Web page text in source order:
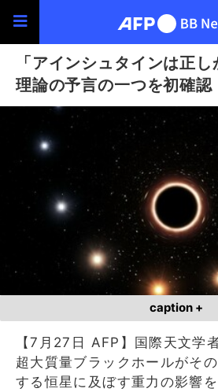
「アインシュタインは正
理論の予言の一つを初確認
caption +
【7月27日 AFP】国際天文学
超大質量ブラックホールがそ
する恒星に及ぼす重力の影響